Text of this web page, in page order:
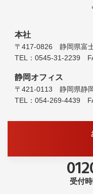
本社
〒417-0826 静岡県富
TEL：0545-31-2239
静岡オフィス
〒421-0113 静岡県静
TEL：054-269-4439
受付